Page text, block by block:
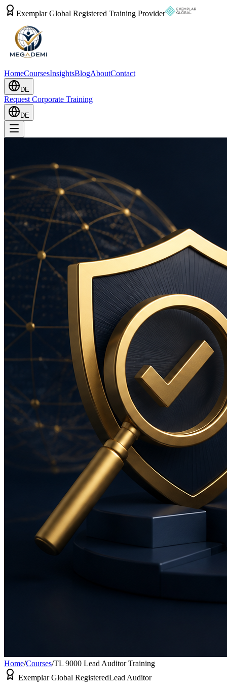
Exemplar Global Registered Training Provider
HomeCoursesInsightsBlogAboutContact
DE
Request Corporate Training
DE
Home/Courses/TL 9000 Lead Auditor Training
Exemplar Global RegisteredLead Auditor